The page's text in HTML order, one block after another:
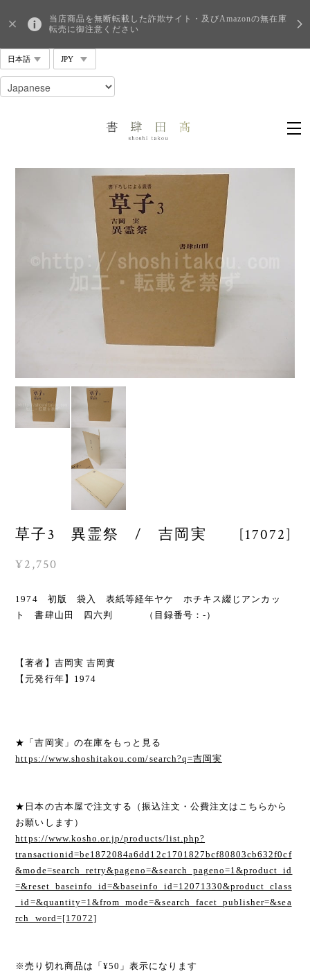
当店商品を無断転載した詐欺サイト・及びAmazonの無在庫
転売に御注意ください
草子3 異霊祭 / 吉岡実 [17072]
¥2,750
1974 初版 袋入 表紙等経年ヤケ ホチキス綴じアンカッ
ト 書肆山田 四六判 （目録番号：-）
【著者】吉岡実 吉岡實
【元発行年】1974
★「吉岡実」の在庫をもっと見る
https://www.shoshitakou.com/search?q=吉岡実
★日本の古本屋で注文する（振込注文・公費注文はこちらから
お願いします）
https://www.kosho.or.jp/products/list.php?
transactionid=be1872084a6dd12c1701827bcf80803cb632f0cf
&mode=search_retry&pageno=&search_pageno=1&product_id
=&reset_baseinfo_id=&baseinfo_id=12071330&product_class
_id=&quantity=1&from_mode=&search_facet_publisher=&sea
rch_word=[17072]
※売り切れ商品は「¥50」表示になります